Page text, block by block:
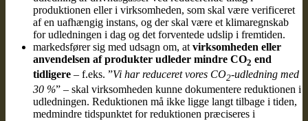
produktionen eller i virksomheden, som skal være verificeret
af en uafhængig instans, og der skal være et klimaregnskab
for udledningen i dag og det forventede udslip i fremtiden.
markedsfører sig med udsagn om, at virksomheden eller
anvendelsen af produkter udleder mindre CO2 end
tidligere – f.eks. ”Vi har reduceret vores CO2-udledning med
30 %” – skal virksomheden kunne dokumentere reduktionen i
udledningen. Reduktionen må ikke ligge langt tilbage i tiden,
medmindre tidspunktet for reduktionen præciseres i